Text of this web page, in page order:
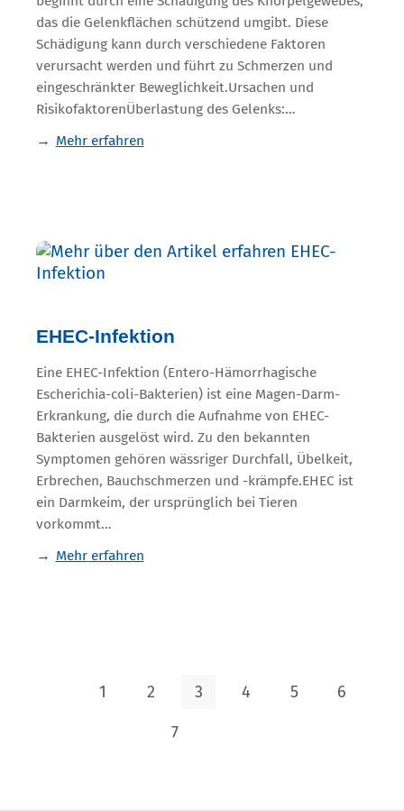
das die Gelenkflächen schützend umgibt. Diese
Schädigung kann durch verschiedene Faktoren
verursacht werden und führt zu Schmerzen und
eingeschränkter Beweglichkeit.Ursachen und
RisikofaktorenÜberlastung des Gelenks:…
Mehr erfahren
EHEC-Infektion
Eine EHEC-Infektion (Entero-Hämorrhagische
Escherichia-coli-Bakterien) ist eine Magen-Darm-
Erkrankung, die durch die Aufnahme von EHEC-
Bakterien ausgelöst wird. Zu den bekannten
Symptomen gehören wässriger Durchfall, Übelkeit,
Erbrechen, Bauchschmerzen und -krämpfe.EHEC ist
ein Darmkeim, der ursprünglich bei Tieren
vorkommt…
Mehr erfahren
1 2 3 4 5 6
7